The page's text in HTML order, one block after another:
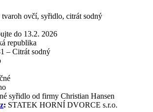
tvaroh ovčí, syřidlo, citrát sodný
do 13.2. 2026
republika
– Citrát sodný
syřidlo od firmy Christian Hansen
: STATEK HORNÍ DVORCE s.r.o.